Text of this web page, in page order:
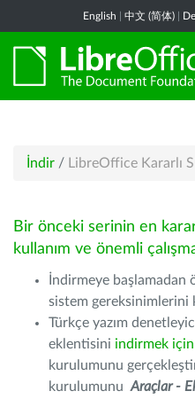
English 中文 (简体)
İndir / LibreOffice Kararlı
Bir önceki serinin en
kullanım ve önemli
İndirmeye başlamadan
sistem gereksinimlerini
Türkçe yazım
eklentisini indirmek için
kurulumunu
kurulumunu Araçlar -